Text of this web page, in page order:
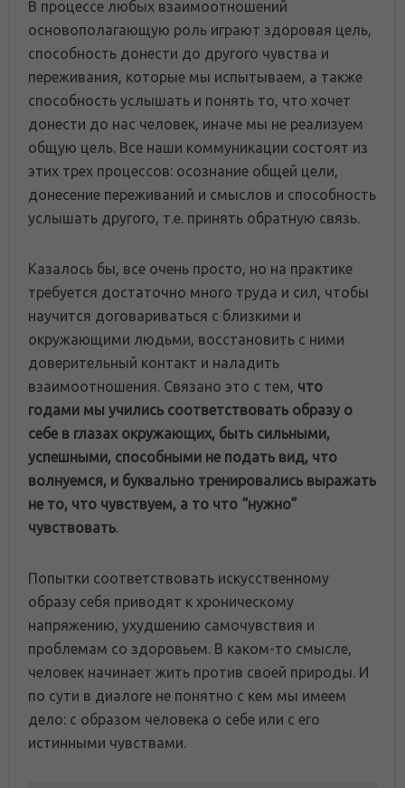
В процессе любых взаимоотношений
основополагающую роль играют здоровая цель,
способность донести до другого чувства и
переживания, которые мы испытываем, а также
способность услышать и понять то, что хочет
донести до нас человек, иначе мы не реализуем
общую цель. Все наши коммуникации состоят из
этих трех процессов: осознание общей цели,
донесение переживаний и смыслов и способность
услышать другого, т.е. принять обратную связь.
Казалось бы, все очень просто, но на практике
требуется достаточно много труда и сил, чтобы
научится договариваться с близкими и
окружающими людьми, восстановить с ними
доверительный контакт и наладить
взаимоотношения. Связано это с тем, что
годами мы учились соответствовать образу о
себе в глазах окружающих, быть сильными,
успешными, способными не подать вид, что
волнуемся, и буквально тренировались выражать
не то, что чувствуем, а то что “нужно”
чувствовать.
Попытки соответствовать искусственному
образу себя приводят к хроническому
напряжению, ухудшению самочувствия и
проблемам со здоровьем. В каком-то смысле,
человек начинает жить против своей природы. И
по сути в диалоге не понятно с кем мы имеем
дело: с образом человека о себе или с его
истинными чувствами.